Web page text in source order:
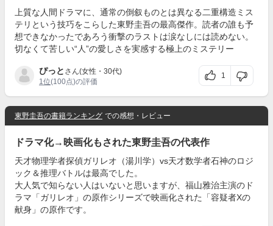
上質な人間ドラマに、通常の倒叙ものとは異なる二重構造ミス
テリという技巧をこらした東野圭吾の最高傑作。読者の誰も予
想できなかったであろう衝撃のラストは涙なしには読めない。
切なくて苦しい“人”の愛しさを実感する極上のミステリー
ぴっと さん(女性・30代)
1位(100点)の評価
1
東野圭吾の書籍ランキング での感想・レビュー
ドラマ化→映画化もされた東野圭吾の代表作
天才物理学者探偵ガリレオ（湯川学）vs天才数学者石神のロジ
ック＆推理バトルは最高でした。
大人気で知らない人はいないと思いますが、福山雅治主演のド
ラマ「ガリレオ」の原作シリーズで映画化された「容疑者Xの
献身」の原作です。